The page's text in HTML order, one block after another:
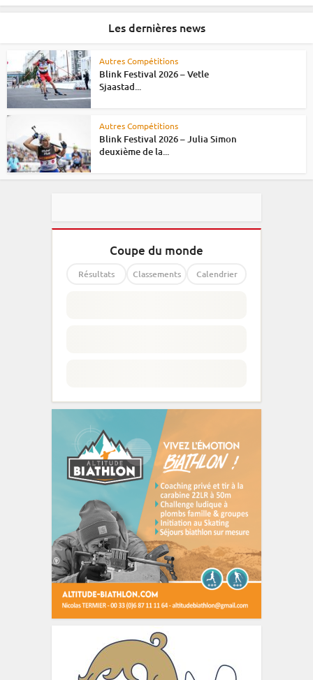
Les dernières news
Autres Compétitions
Blink Festival 2026 – Vetle
Sjaastad...
Autres Compétitions
Blink Festival 2026 – Julia Simon
deuxième de la...
Coupe du monde
Résultats Classements Calendrier